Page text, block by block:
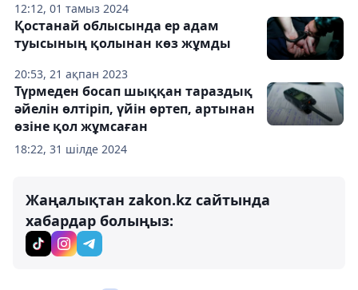
12:12, 01 тамыз 2024
20:53, 21 ақпан 2023
Қостанай облысында ер адам
туысының қолынан көз жұмды
18:22, 31 шілде 2024
Түрмеден босап шыққан тараздық
әйелін өлтіріп, үйін өртеп, артынан
өзіне қол жұмсаған
Жаңалықтан zakon.kz сайтында
хабардар болыңыз: